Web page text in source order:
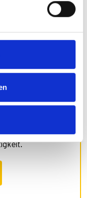
Shop, denn die
ist ein Baustein